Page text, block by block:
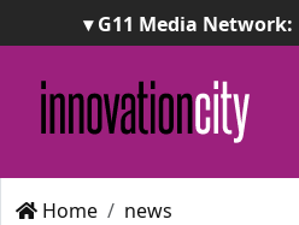
▾ G11 Media Network:
ImpresaCity |
Awards
Italian Project
Awards
Home
news